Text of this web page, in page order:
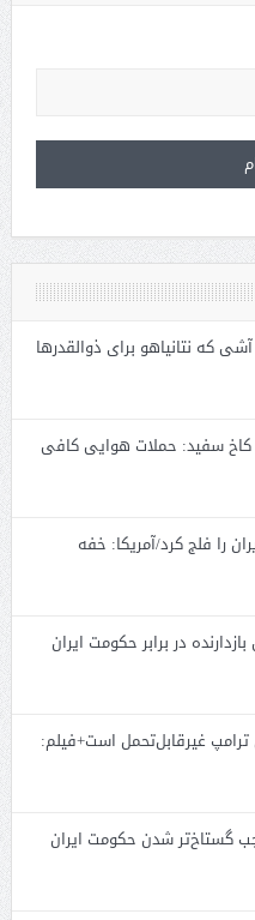
که نتانیاهو برای ذوالقدرها
کاخ سفید: حملات هوایی کافی
را فلج کرد/آمریکا: خفه
در برابر حکومت ایران
ترامپ غیرقابل‌تحمل است+فیلم:
گستاخ‌تر شدن حکومت ایران